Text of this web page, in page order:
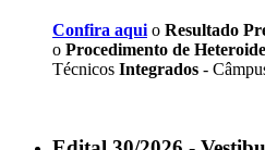
Confira aqui o Resultado
o Procedimento de
Técnicos Integrados -